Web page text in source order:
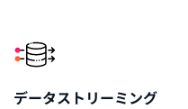
データストリーミング